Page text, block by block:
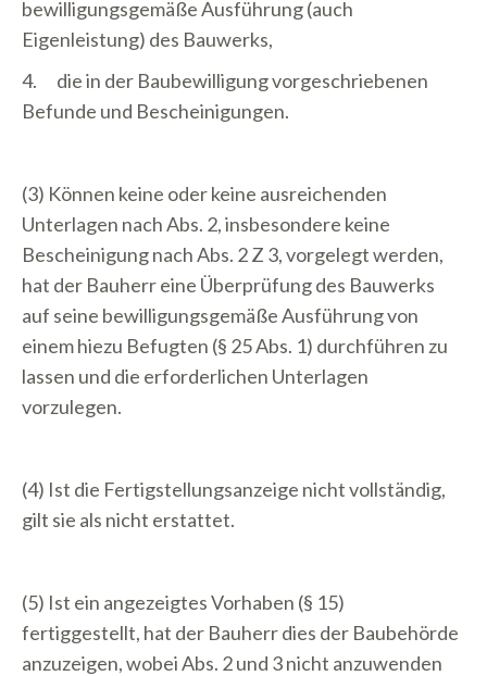
bewilligungsgemäße Ausführung (auch
Eigenleistung) des Bauwerks,
4. die in der Baubewilligung vorgeschriebenen
Befunde und Bescheinigungen.
(3) Können keine oder keine ausreichenden
Unterlagen nach Abs. 2, insbesondere keine
Bescheinigung nach Abs. 2 Z 3, vorgelegt werden,
hat der Bauherr eine Überprüfung des Bauwerks
auf seine bewilligungsgemäße Ausführung von
einem hiezu Befugten (§ 25 Abs. 1) durchführen zu
lassen und die erforderlichen Unterlagen
vorzulegen.
(4) Ist die Fertigstellungsanzeige nicht vollständig,
gilt sie als nicht erstattet.
(5) Ist ein angezeigtes Vorhaben (§ 15)
fertiggestellt, hat der Bauherr dies der Baubehörde
anzuzeigen, wobei Abs. 2 und 3 nicht anzuwenden